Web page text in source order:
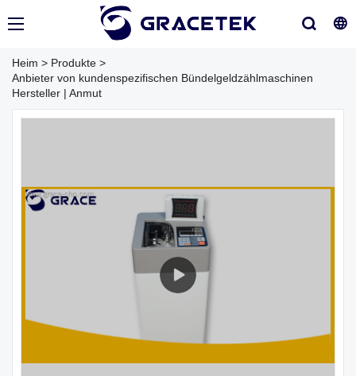
Heim > Produkte >
Anbieter von kundenspezifischen Bündelgeldzählmaschinen
Hersteller | Anmut